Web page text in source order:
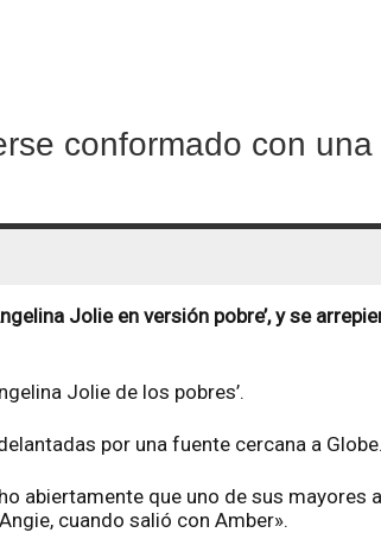
conformado con
Jolie en versión pobre’, y se
Jolie de los pobres’.
por una fuente cercana a Globe.
abiertamente que uno de sus mayores
cuando salió con Amber».